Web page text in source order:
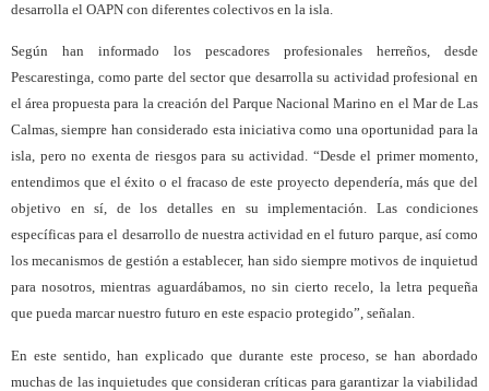
desarrolla el OAPN con diferentes colectivos en la isla.
Según han informado los pescadores profesionales herreños, desde
Pescarestinga, como parte del sector que desarrolla su actividad profesional en
el área propuesta para la creación del Parque Nacional Marino en el Mar de Las
Calmas, siempre han considerado esta iniciativa como una oportunidad para la
isla, pero no exenta de riesgos para su actividad. “Desde el primer momento,
entendimos que el éxito o el fracaso de este proyecto dependería, más que del
objetivo en sí, de los detalles en su implementación. Las condiciones
específicas para el desarrollo de nuestra actividad en el futuro parque, así como
los mecanismos de gestión a establecer, han sido siempre motivos de inquietud
para nosotros, mientras aguardábamos, no sin cierto recelo, la letra pequeña
que pueda marcar nuestro futuro en este espacio protegido”, señalan.
En este sentido, han explicado que durante este proceso, se han abordado
muchas de las inquietudes que consideran críticas para garantizar la viabilidad